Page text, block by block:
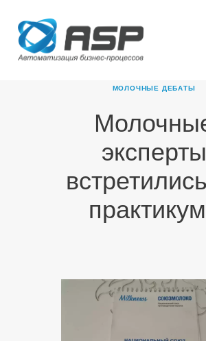
МОЛОЧНЫЕ ДЕБАТЫ
эксперты
ГЛАВНАЯ
О КОМПАНИИ
НОВОСТИ
КАРЬЕРА